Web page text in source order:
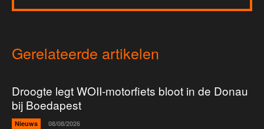
Gerelateerde artikelen
Droogte legt WOII-motorfiets bloot in de Donau
bij Boedapest
Nieuws 08/08/2026